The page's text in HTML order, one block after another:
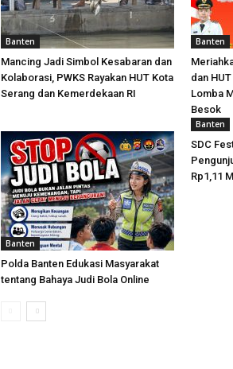
Banten
Mancing Jadi Simbol Kesabaran dan
Kolaborasi, PWKS Rayakan HUT Kota
Serang dan Kemerdekaan RI
Banten
dan
Lomba
Besok
Banten
Polda Banten Edukasi Masyarakat
tentang Bahaya Judi Bola Online
Banten
SDC
Rp1,11